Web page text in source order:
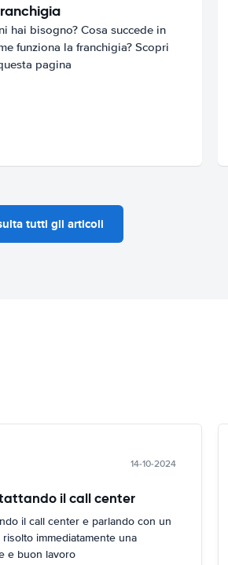
hai bisogno? Cosa succede in
funziona la franchigia? Scopri
pagina
tutti gli articoli
14-10-2024
il call center
il call center e parlando con un
immediatamente una
e buon lavoro